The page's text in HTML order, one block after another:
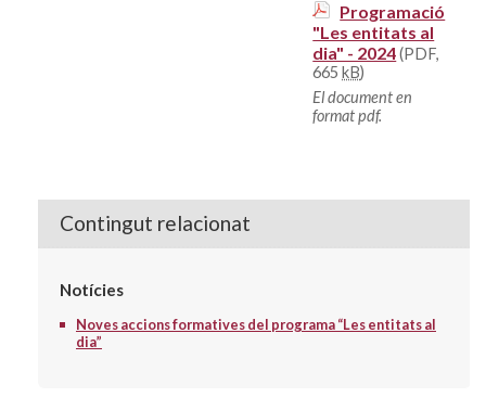
Programació
"Les entitats al
dia" - 2024(PDF,
665 kB)
El document en
format pdf.
Contingut relacionat
Notícies
Noves accions formatives del programa “Les entitats al
dia”